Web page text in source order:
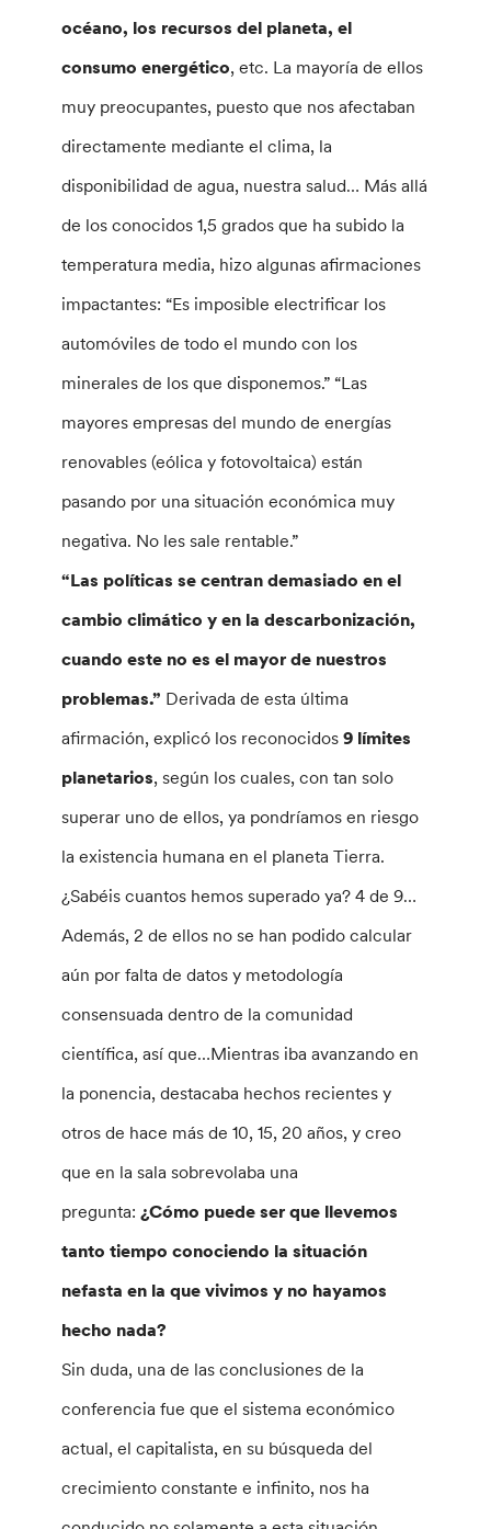
océano, los recursos del planeta, el
consumo energético, etc. La mayoría de ellos
muy preocupantes, puesto que nos afectaban
directamente mediante el clima, la
disponibilidad de agua, nuestra salud… Más allá
de los conocidos 1,5 grados que ha subido la
temperatura media, hizo algunas afirmaciones
impactantes: “Es imposible electrificar los
automóviles de todo el mundo con los
minerales de los que disponemos.” “Las
mayores empresas del mundo de energías
renovables (eólica y fotovoltaica) están
pasando por una situación económica muy
negativa. No les sale rentable.”
“Las políticas se centran demasiado en el
cambio climático y en la descarbonización,
cuando este no es el mayor de nuestros
problemas.” Derivada de esta última
afirmación, explicó los reconocidos9 límites
planetarios, según los cuales, con tan solo
superar uno de ellos, ya pondríamos en riesgo
la existencia humana en el planeta Tierra.
¿Sabéis cuantos hemos superado ya? 4 de 9…
Además, 2 de ellos no se han podido calcular
aún por falta de datos y metodología
consensuada dentro de la comunidad
científica, así que…Mientras iba avanzando en
la ponencia, destacaba hechos recientes y
otros de hace más de 10, 15, 20 años, y creo
que en la sala sobrevolaba una
pregunta:¿Cómo puede ser que llevemos
tanto tiempo conociendo la situación
nefasta en la que vivimos y no hayamos
hecho nada?
Sin duda, una de las conclusiones de la
conferencia fue que el sistema económico
actual, el capitalista, en su búsqueda del
crecimiento constante e infinito, nos ha